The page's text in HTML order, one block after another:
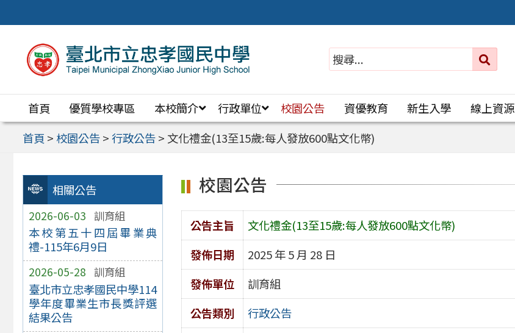
至
區
搜
首頁 優質學校專區 本校簡介 行政單位 校園公告 資優教育 新生入學 線上資源
首頁 > 校園公告> 行政公告> 文化禮金(13至15歲:每人發放600點文化幣)
相關公告
2026-06-03 訓育組
本校第五十四屆畢業典
禮-115年6月9日
2026-05-28 訓育組
臺北市立忠孝國民中學114
學年度畢業生市長獎評選
結果公告
校園公告
公告主旨
文化禮金(13至15歲:每人發放600點文化幣)
發佈日期
2025 年 5 月 28 日
發佈單位
訓育組
公告類別
行政公告